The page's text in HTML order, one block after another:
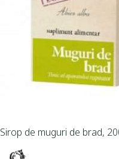
Sirop de muguri de brad,